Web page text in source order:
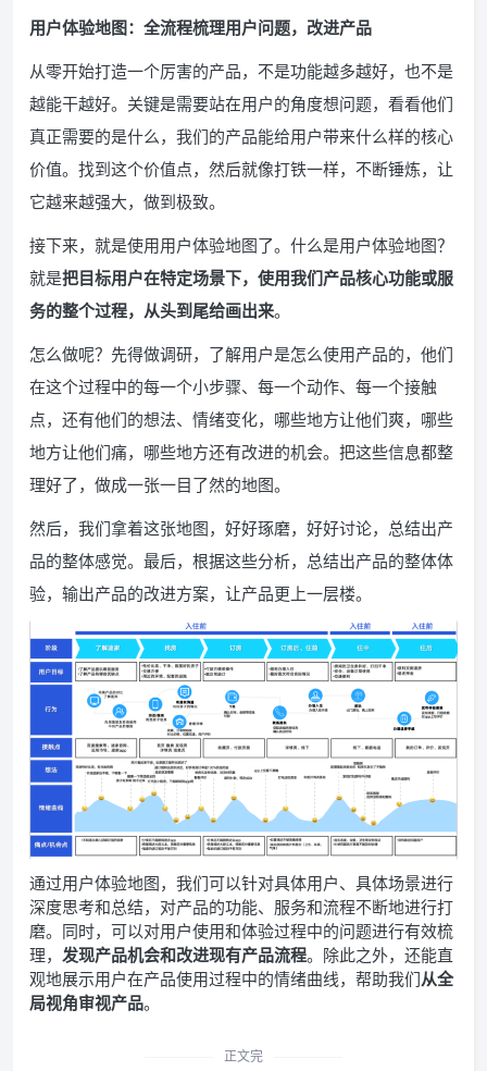
用户体验地图：全流程梳理用户问题，改进产品
从零开始打造一个厉害的产品，不是功能越多越好，也不是
越能干越好。关键是需要站在用户的角度想问题，看看他们
真正需要的是什么，我们的产品能给用户带来什么样的核心
价值。找到这个价值点，然后就像打铁一样，不断锤炼，让
它越来越强大，做到极致。
接下来，就是使用用户体验地图了。什么是用户体验地图？
就是把目标用户在特定场景下，使用我们产品核心功能或服
务的整个过程，从头到尾给画出来。
怎么做呢？先得做调研，了解用户是怎么使用产品的，他们
在这个过程中的每一个小步骤、每一个动作、每一个接触
点，还有他们的想法、情绪变化，哪些地方让他们爽，哪些
地方让他们痛，哪些地方还有改进的机会。把这些信息都整
理好了，做成一张一目了然的地图。
然后，我们拿着这张地图，好好琢磨，好好讨论，总结出产
品的整体感觉。最后，根据这些分析，总结出产品的整体体
验，输出产品的改进方案，让产品更上一层楼。
通过用户体验地图，我们可以针对具体用户、具体场景进行
深度思考和总结，对产品的功能、服务和流程不断地进行打
磨。同时，可以对用户使用和体验过程中的问题进行有效梳
理， 发现产品机会和改进现有产品流程。除此之外，还能直
观地展示用户在产品使用过程中的情绪曲线，帮助我们从全
局视角审视产品。
正文完